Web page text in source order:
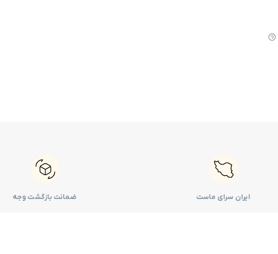
ایران سرای ماست ضمانت بازگشت وجه